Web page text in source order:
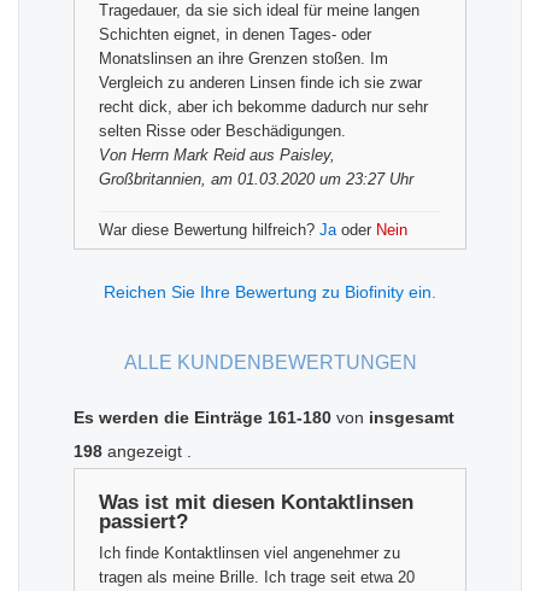
Tragedauer, da sie sich ideal für meine langen
Schichten eignet, in denen Tages- oder
Monatslinsen an ihre Grenzen stoßen. Im
Vergleich zu anderen Linsen finde ich sie zwar
recht dick, aber ich bekomme dadurch nur sehr
selten Risse oder Beschädigungen.
Von Herrn Mark Reidaus Paisley,
Großbritannien, am 01.03.2020 um 23:27 Uhr
War diese Bewertung hilfreich? Jaoder Nein
Reichen Sie Ihre Bewertung zu Biofinity ein.
ALLE KUNDENBEWERTUNGEN
Es werden die Einträge 161-180 von insgesamt
198 angezeigt
Was ist mit diesen Kontaktlinsen
passiert?
Ich finde Kontaktlinsen viel angenehmer zu
tragen als meine Brille. Ich trage seit etwa 20